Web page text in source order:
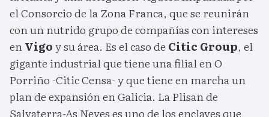
el Consorcio de la Zona Franca, que se reunirán
con un nutrido grupo de compañías con intereses
enVigoy su área. Es el caso de Citic Group, el
gigante industrial que tiene una filial en O
Porriño -Citic Censa- y que tiene en marcha un
plan de expansión en Galicia. La Plisan de
Salvaterra-As Neves es uno de los enclaves que